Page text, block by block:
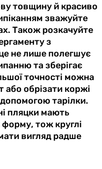
товщину й красиво
зважуйте
Також розкачуйте
з
не лише полегшує
та зберігає
точності можна
обрізати коржі
тарілки.
пляцки мають
тож круглі
вигляд радше